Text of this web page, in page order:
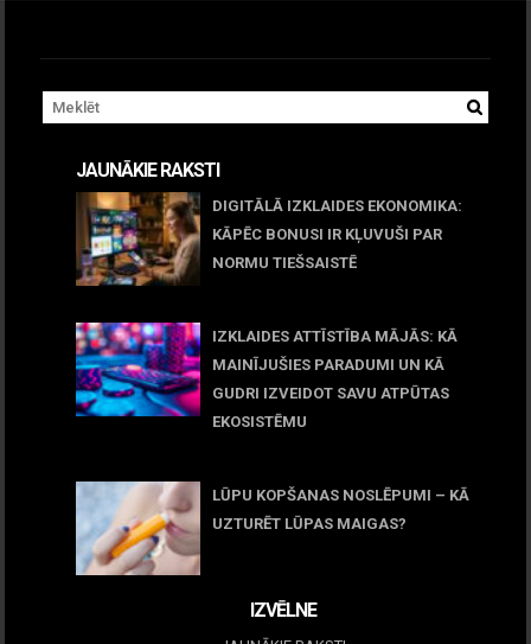
JAUNĀKIE RAKSTI
DIGITĀLĀ IZKLAIDES EKONOMIKA:
KĀPĒC BONUSI IR KĻUVUŠI PAR
NORMU TIEŠSAISTĒ
IZKLAIDES ATTĪSTĪBA MĀJĀS: KĀ
MAINĪJUŠIES PARADUMI UN KĀ
GUDRI IZVEIDOT SAVU ATPŪTAS
EKOSISTĒMU
LŪPU KOPŠANAS NOSLĒPUMI – KĀ
UZTURĒT LŪPAS MAIGAS?
IZVĒLNE